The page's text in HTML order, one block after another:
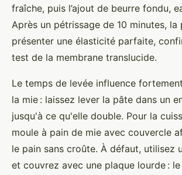
fraîche, puis l’ajout de beurre fondu,
Après un pétrissage de 10 minutes, la
présenter une élasticité parfaite,
test de la membrane translucide.
Le temps de levée influence
la mie : laissez lever la pâte dans un
jusqu'à ce qu'elle double. Pour la
moule à pain de mie avec couvercle
le pain sans croûte. À défaut, utilisez
et couvrez avec une plaque lourde :